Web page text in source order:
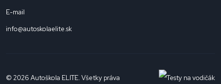
E-mail
info@autoskolaelite.sk
© 2026 Autoškola ELITE. Všetky práva